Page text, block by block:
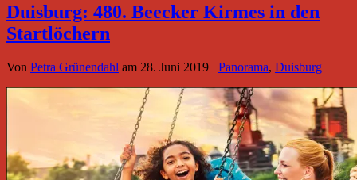
Duisburg: 480. Beecker Kirmes in den
Startlöchern
Von Petra Grünendahl am 28. Juni 2019 Panorama, Duisburg